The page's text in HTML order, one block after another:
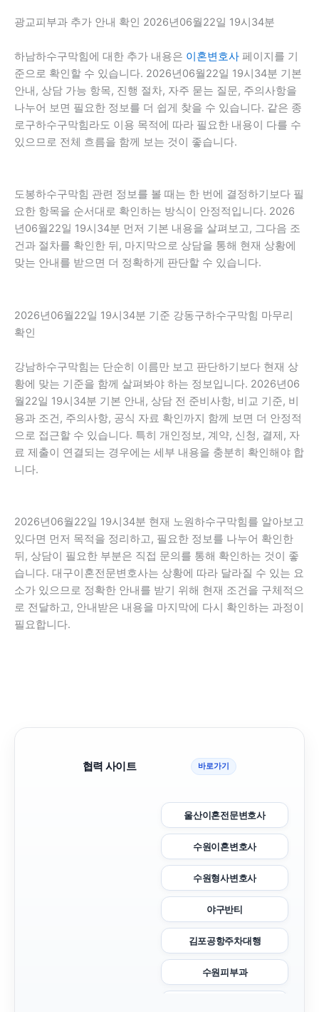
광교피부과 추가 안내 확인 2026년06월22일 19시34분
하남하수구막힘에 대한 추가 내용은 이혼변호사 페이지를 기
준으로 확인할 수 있습니다. 2026년06월22일 19시34분 기본
안내, 상담 가능 항목, 진행 절차, 자주 묻는 질문, 주의사항을
나누어 보면 필요한 정보를 더 쉽게 찾을 수 있습니다. 같은 종
로구하수구막힘라도 이용 목적에 따라 필요한 내용이 다를 수
있으므로 전체 흐름을 함께 보는 것이 좋습니다.
도봉하수구막힘 관련 정보를 볼 때는 한 번에 결정하기보다 필
요한 항목을 순서대로 확인하는 방식이 안정적입니다. 2026
년06월22일 19시34분 먼저 기본 내용을 살펴보고, 그다음 조
건과 절차를 확인한 뒤, 마지막으로 상담을 통해 현재 상황에
맞는 안내를 받으면 더 정확하게 판단할 수 있습니다.
2026년06월22일 19시34분 기준 강동구하수구막힘 마무리
확인
강남하수구막힘는 단순히 이름만 보고 판단하기보다 현재 상
황에 맞는 기준을 함께 살펴봐야 하는 정보입니다. 2026년06
월22일 19시34분 기본 안내, 상담 전 준비사항, 비교 기준, 비
용과 조건, 주의사항, 공식 자료 확인까지 함께 보면 더 안정적
으로 접근할 수 있습니다. 특히 개인정보, 계약, 신청, 결제, 자
료 제출이 연결되는 경우에는 세부 내용을 충분히 확인해야 합
니다.
2026년06월22일 19시34분 현재 노원하수구막힘를 알아보고
있다면 먼저 목적을 정리하고, 필요한 정보를 나누어 확인한
뒤, 상담이 필요한 부분은 직접 문의를 통해 확인하는 것이 좋
습니다. 대구이혼전문변호사는 상황에 따라 달라질 수 있는 요
소가 있으므로 정확한 안내를 받기 위해 현재 조건을 구체적으
로 전달하고, 안내받은 내용을 마지막에 다시 확인하는 과정이
필요합니다.
협력 사이트 바로가기
울산이혼전문변호사
수원이혼변호사
수원형사변호사
야구반티
김포공항주차대행
수원피부과